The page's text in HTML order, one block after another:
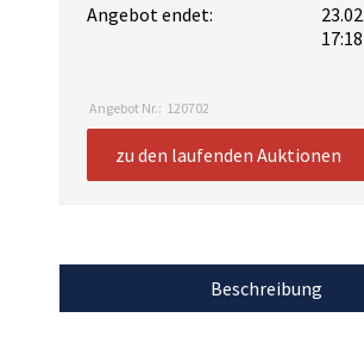
Angebot endet:
17:18
Angebot Nr.: 120702
zu den laufenden Auktionen
Beschreibung